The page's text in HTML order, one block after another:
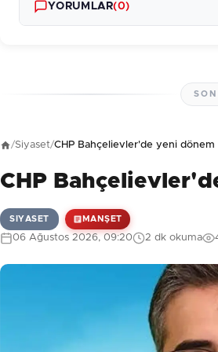
Güvenlik Sorusu: 1 + 9 = ?
YORUMLAR(0)
/Siyaset/CHP Bahçelievler'de yeni dönem
CHP
SIYASET MANŞET
06 Ağustos 2026, 09:20 2 dk okuma